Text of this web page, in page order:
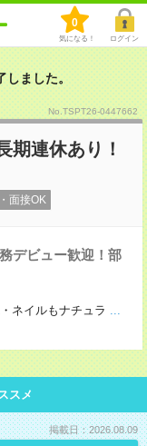
0
気になる！ ログイン
ました。
No.TSPT26-0447662
期連休あり！
面接OK
デビュー歓迎！部
ネイルもナチュラ ...
スメ
掲載日：2026.08.09